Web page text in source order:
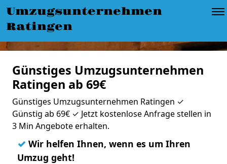
Umzugsunternehmen
Ratingen
Günstiges Umzugsunternehmen
Ratingen ab 69€
Günstiges Umzugsunternehmen Ratingen ✓
Günstig ab 69€ ✓ Jetzt kostenlose Anfrage stellen in
3 Min Angebote erhalten.
✓ Wir helfen Ihnen, wenn es um Ihren
Umzug geht!